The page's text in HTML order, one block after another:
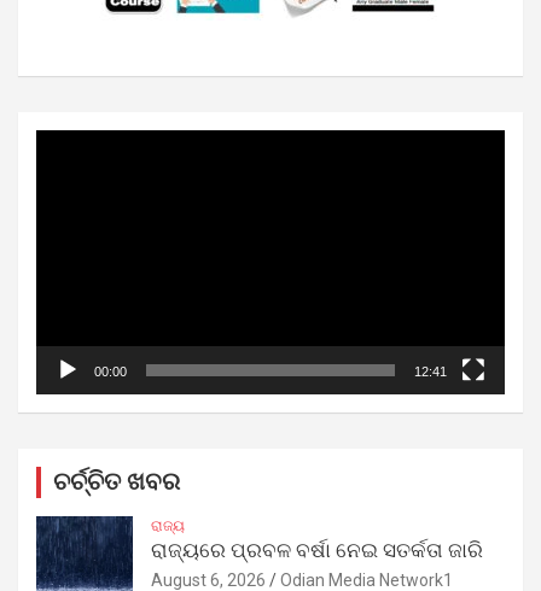
00:00 12:41
ଚର୍ଚ୍ଚିତ ଖବର
ରାଜ୍ୟ
ରାଜ୍ୟରେ ପ୍ରବଳ ବର୍ଷା ନେଇ ସତର୍କତା ଜାରି
August 6, 2026 Odian Media Network1